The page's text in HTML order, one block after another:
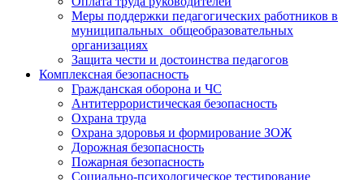
Меры поддержки педагогических работников в
муниципальных общеобразовательных
организациях
Защита чести и достоинства педагогов
Комплексная безопасность
Гражданская оборона и ЧС
Антитеррористическая безопасность
Охрана труда
Охрана здоровья и формирование ЗОЖ
Дорожная безопасность
Пожарная безопасность
Социально-психологическое тестирование